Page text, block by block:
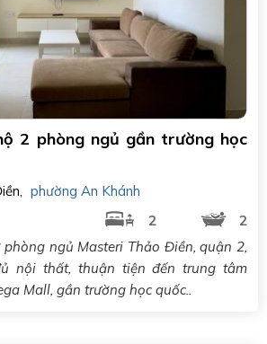
2 phòng ngủ gần trường học
phường An Khánh
2
2
ngủ Masteri Thảo Điền, quận 2,
nội thất, thuận tiện đến trung tâm
Mall, gần trường học quốc..